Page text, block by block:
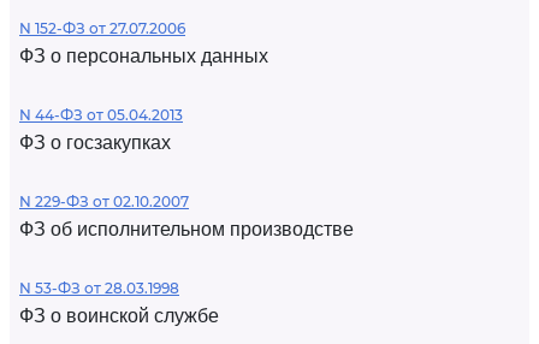
N 152-ФЗ от 27.07.2006
ФЗ о персональных данных
N 44-ФЗ от 05.04.2013
ФЗ о госзакупках
N 229-ФЗ от 02.10.2007
ФЗ об исполнительном производстве
N 53-ФЗ от 28.03.1998
ФЗ о воинской службе